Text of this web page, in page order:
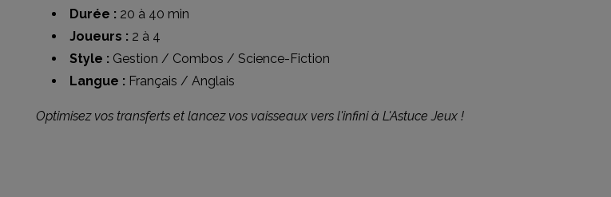
Durée : 20 à 40 min
Joueurs : 2 à 4
Style : Gestion / Combos / Science-Fiction
Langue : Français / Anglais
Optimisez vos transferts et lancez vos vaisseaux vers l'infini à L'Astuce Jeux !